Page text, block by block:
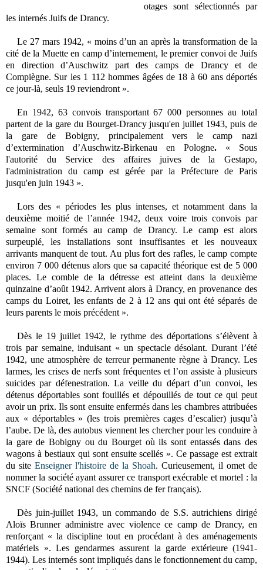
otages sont sélectionnés par
les internés Juifs de Drancy.
Le 27 mars 1942, « moins d’un an après la transformation de la
cité de la Muette en camp d’internement, le premier convoi de Juifs
en direction d’Auschwitz part des camps de Drancy et de
Compiègne. Sur les 1 112 hommes âgées de 18 à 60 ans déportés
ce jour-là, seuls 19 reviendront ».
En 1942, 63 convois transportant 67 000 personnes au total
partent de la gare du Bourget-Drancyjusqu'en juillet 1943, puis de
la gare de Bobigny, principalement vers le camp nazi
d’extermination d’Auschwitz-Birkenau en Pologne. « Sous
l'autorité du Service des affaires juives de la Gestapo,
l'administration du camp est gérée par la Préfecture de Paris
jusqu'en juin 1943 ».
Lors des « périodes les plus intenses, et notamment dans la
deuxième moitié de l’année 1942, deux voire trois convois par
semaine sont formés au camp de Drancy. Le camp est alors
surpeuplé, les installations sont insuffisantes et les nouveaux
arrivants manquent de tout. Au plus fort des rafles, le camp compte
environ 7 000 détenus alors que sa capacité théorique est de 5 000
places. Le comble de la détresse est atteint dans la deuxième
quinzaine d’août 1942. Arrivent alors à Drancy, en provenance des
camps du Loiret, les enfants de 2 à 12 ans qui ont été séparés de
leurs parents le mois précédent ».
Dès le 19 juillet 1942, le rythme des déportations s’élèvent à
trois par semaine, induisant « un spectacle désolant. Durant l’été
1942, une atmosphère de terreur permanente règne à Drancy. Les
larmes, les crises de nerfs sont fréquentes et l’on assiste à plusieurs
suicides par défenestration. La veille du départ d’un convoi, les
détenus déportables sont fouillés et dépouillés de tout ce qui peut
avoir un prix. Ils sont ensuite enfermés dans les chambres attribuées
aux « déportables » (les trois premières cages d’escalier) jusqu’à
l’aube. De là, des autobus viennent les chercher pour les conduire à
la gare de Bobigny ou du Bourget où ils sont entassés dans des
wagons à bestiaux qui sont ensuite scellés ». Ce passage est extrait
du site Enseigner l'histoire de la Shoah. Curieusement, il omet de
nommer la société ayant assurer ce transport exécrable et mortel : la
SNCF (Société national des chemins de fer français).
Dès juin-juillet 1943, un commando de S.S. autrichiens dirigé
Aloïs Brunner administre avec violence ce camp de Drancy, en
renforçant « la discipline tout en procédant à des aménagements
matériels ». Les gendarmes assurent la garde extérieure (1941-
1944). Les internés sont impliqués dans le fonctionnement du camp,